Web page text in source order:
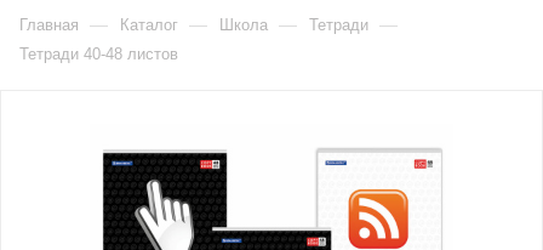
Главная — Каталог — Школа — Тетради —
Тетради 40-48 листов